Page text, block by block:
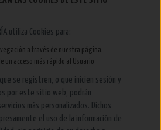
utiliza Cookies para:
a través de nuestra página.
un acceso más rápido al Usuario
se registren, o que inicien sesión y
por este sitio web, podrán
más personalizados. Dichos
el uso de la información de